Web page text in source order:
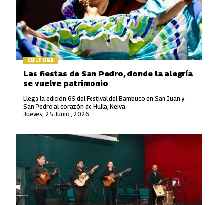
CULTURA
Jueves, 25 Junio , 2026
Las fiestas de San Pedro, donde la alegría
se vuelve patrimonio
Llega la edición 65 del Festival del Bambuco en San Juan y
San Pedro al corazón de Huila, Neiva.